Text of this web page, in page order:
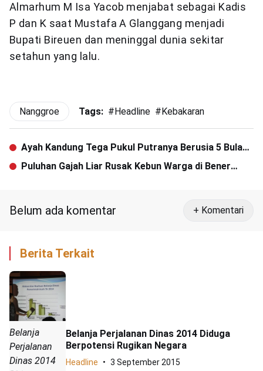
Almarhum M Isa Yacob menjabat sebagai Kadis
P dan K saat Mustafa A Glanggang menjadi
Bupati Bireuen dan meninggal dunia sekitar
setahun yang lalu.
Nanggroe Tags: #Headline #Kebakaran
Ayah Kandung Tega Pukul Putranya Berusia 5 Bulan
hingga Tewas
Puluhan Gajah Liar Rusak Kebun Warga di Bener
Belum ada komentar + Komentari
Berita Terkait
Belanja
Perjalanan
Dinas 2014
Belanja Perjalanan Dinas 2014 Diduga
Berpotensi Rugikan Negara
Headline 3 September 2015